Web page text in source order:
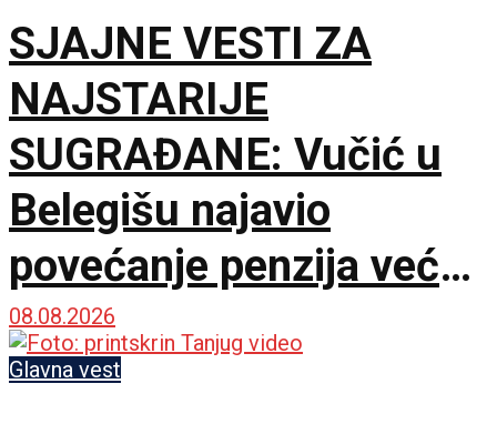
SJAJNE VESTI ZA
NAJSTARIJE
SUGRAĐANE: Vučić u
Belegišu najavio
povećanje penzija već
ove godine – Pratiće
rast plata
08.08.2026
Glavna vest